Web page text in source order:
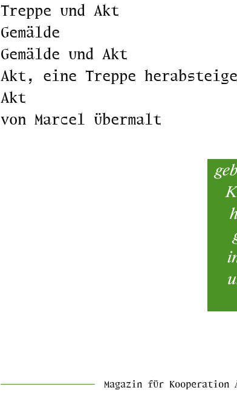
Treppe und Akt
Gemälde
Gemälde und Akt
Akt, eine Treppe
Akt
von Marcel übermalt
Magazin für Kooperation